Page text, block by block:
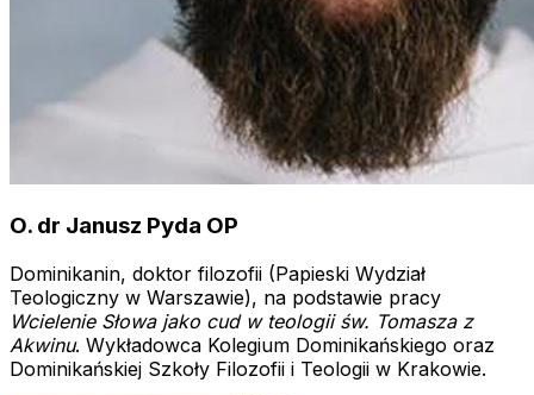
O. dr Janusz Pyda OP
Dominikanin, doktor filozofii (Papieski Wydział
Teologiczny w Warszawie), na podstawie pracy
Wcielenie Słowa jako cud w teologii św. Tomasza z
Akwinu. Wykładowca Kolegium Dominikańskiego oraz
Dominikańskiej Szkoły Filozofii i Teologii w Krakowie.